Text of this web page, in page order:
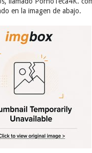
en la imagen de abajo.